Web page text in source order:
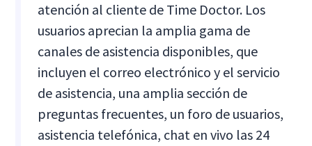
atención al cliente de Time Doctor. Los
usuarios aprecian la amplia gama de
canales de asistencia disponibles, que
incluyen el correo electrónico y el servicio
de asistencia, una amplia sección de
preguntas frecuentes, un foro de usuarios,
asistencia telefónica, chat en vivo las 24